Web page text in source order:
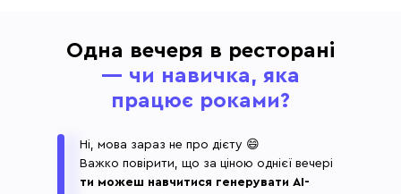
Одна вечеря в ресторані
— чи навичка, яка
працює роками?
Ні, мова зараз не про дієту 😄
Важко повірити, що за ціною однієї вечері
ти можеш навчитися генерувати AI-